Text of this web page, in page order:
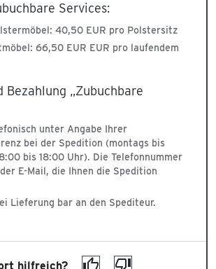
Services:
40,50 EUR pro Polstersitz
66,50 EUR EUR pro laufendem
Bezahlung „Zubuchbare
unter Angabe Ihrer
bei der Spedition (montags bis
bis 18:00 Uhr). Die Telefonnummer
E-Mail, die Ihnen die Spedition
Lieferung bar an den Spediteur.
hilfreich?